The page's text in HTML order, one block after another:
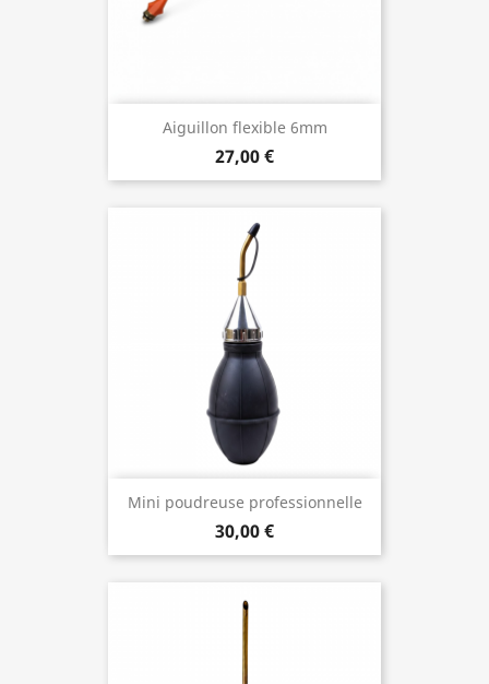
Aiguillon flexible 6mm
27,00 €
Mini poudreuse professionnelle
30,00 €